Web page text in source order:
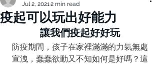
疫起可以玩出好能力
Jul 2, 20212 min read
讓我們疫起好好玩
防疫期間，孩子在家裡滿滿的力氣無處
宣洩，蠢蠢欲動又不知如何是好嗎？這